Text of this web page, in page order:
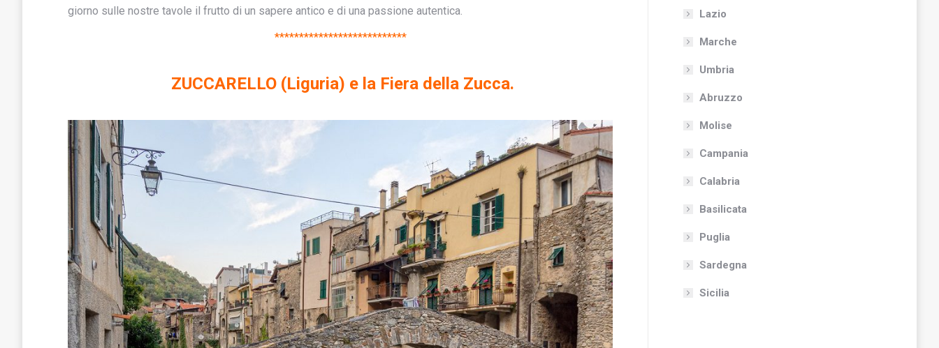
giorno sulle nostre tavole il frutto di un sapere antico e di una passione autentica.
***************************
ZUCCARELLO (Liguria) e la Fiera della Zucca.
Lazio
Marche
Umbria
Abruzzo
Molise
Campania
Calabria
Basilicata
Puglia
Sardegna
Sicilia